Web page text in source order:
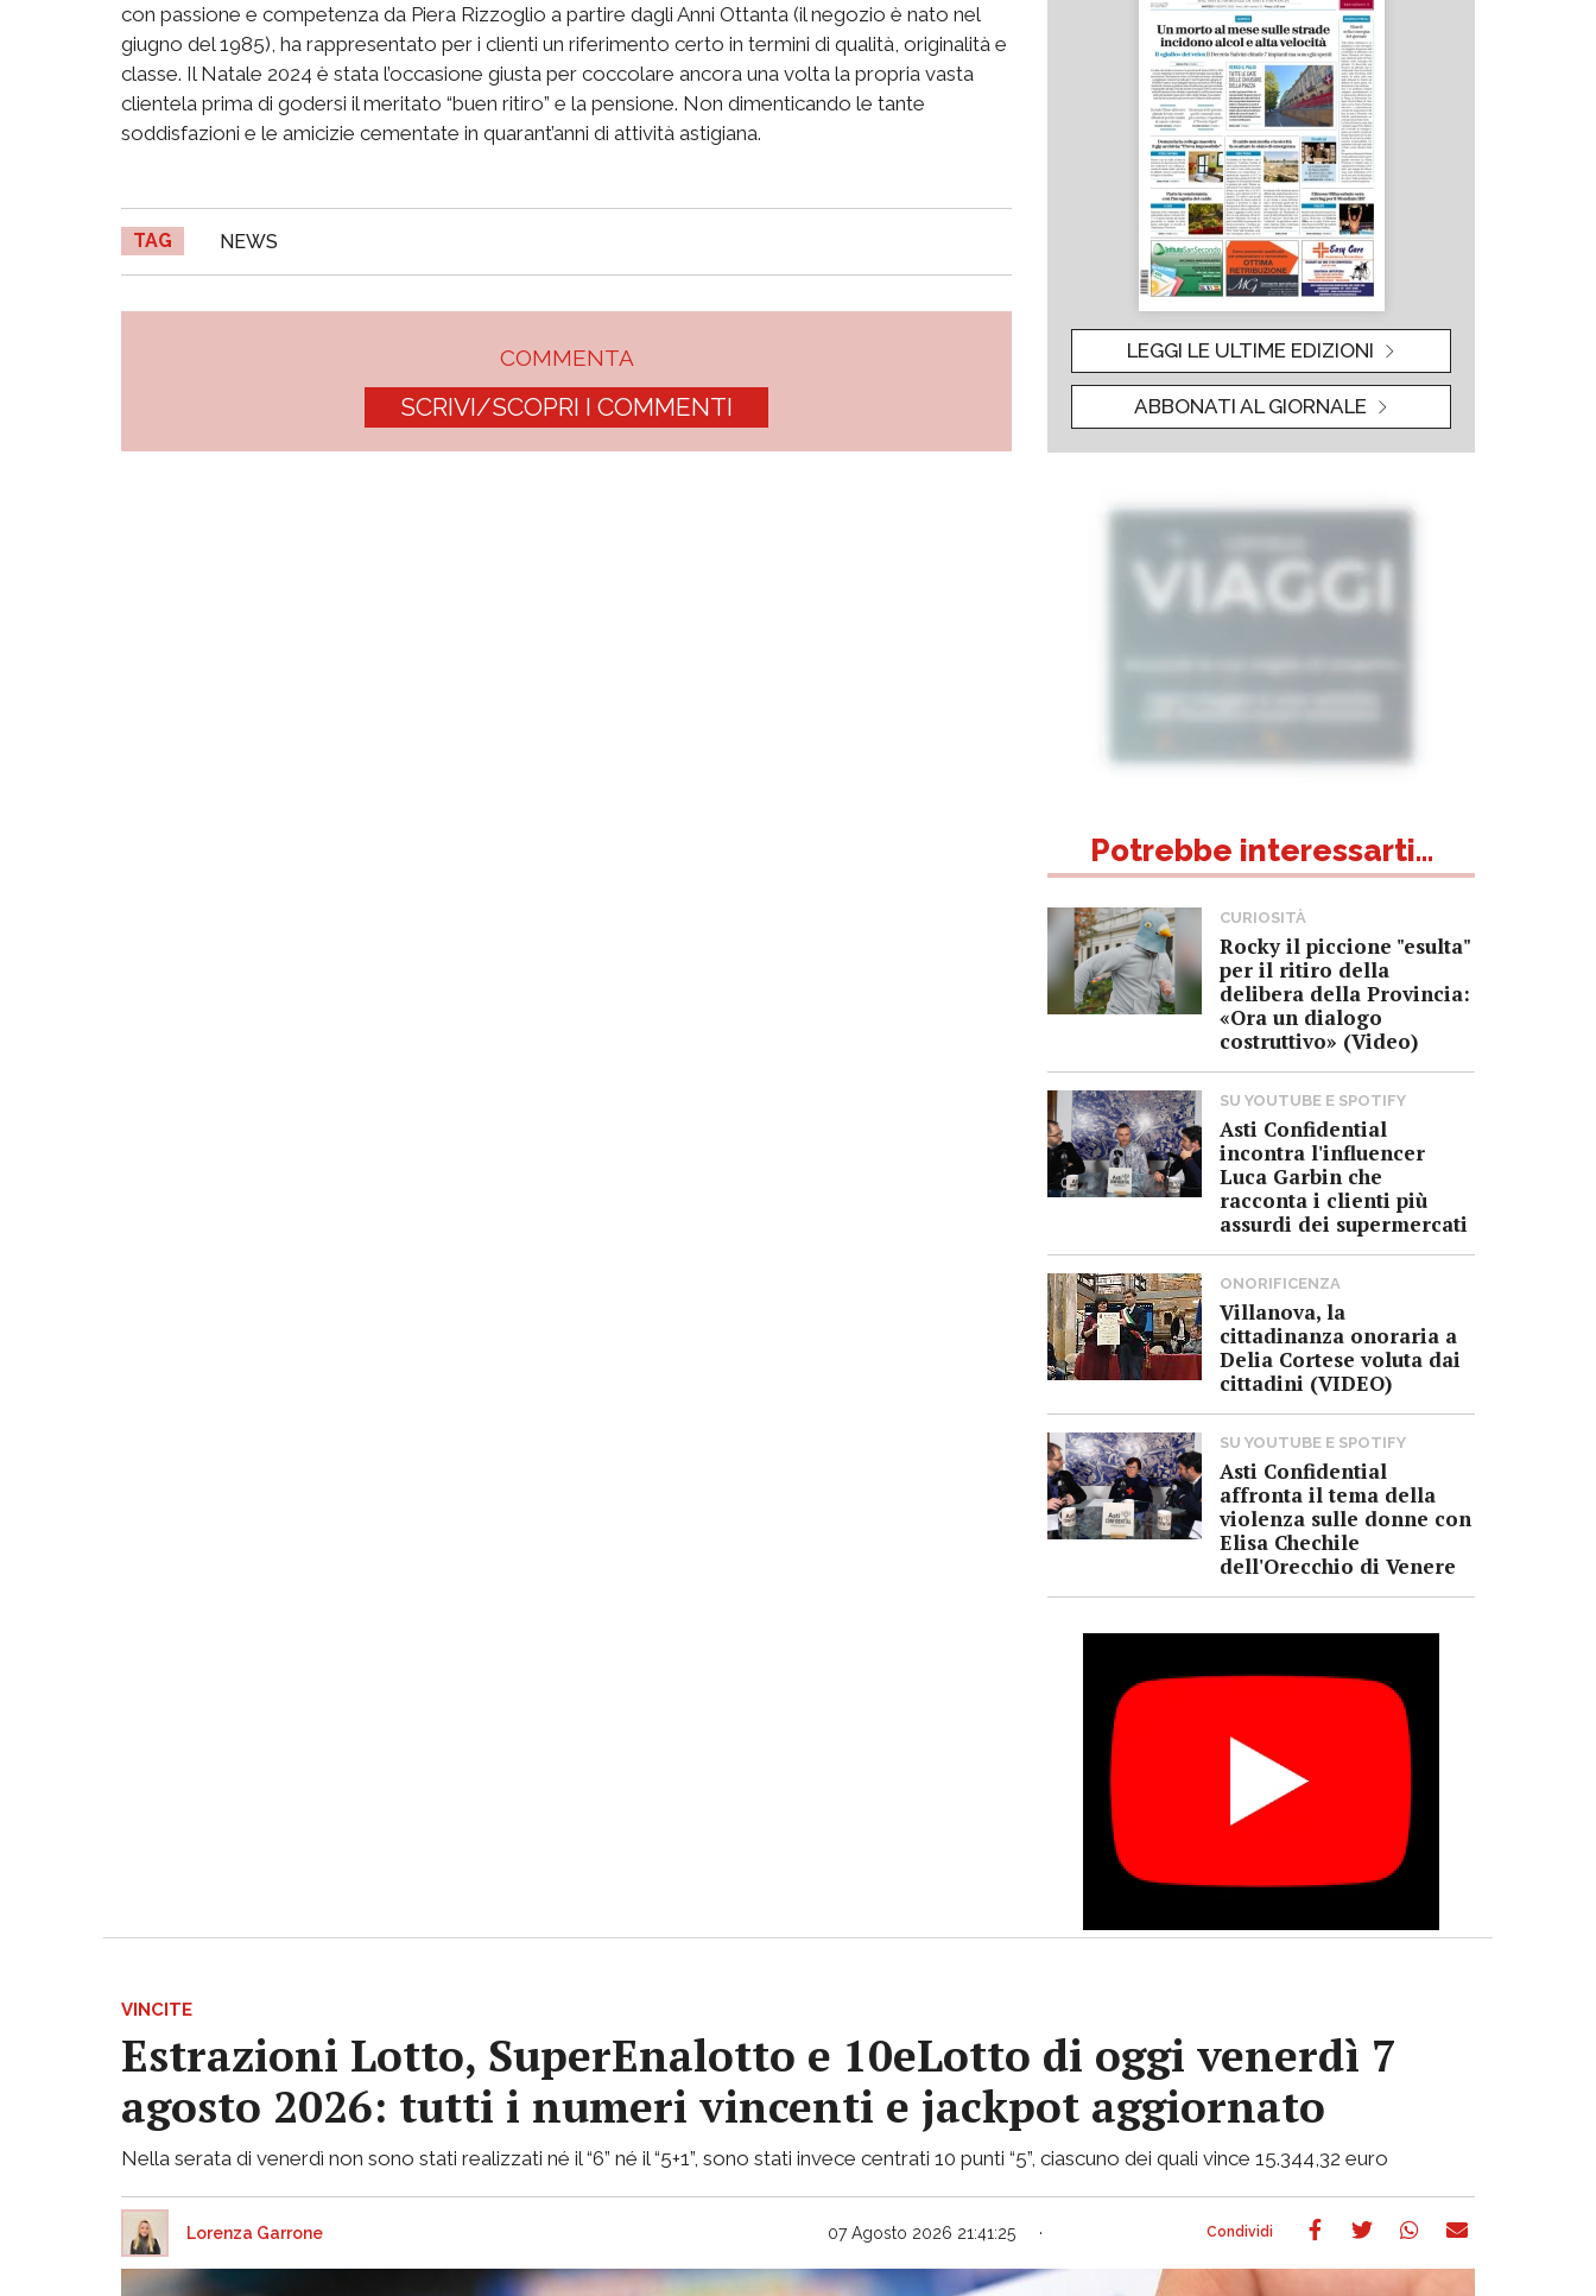
con passione e competenza da Piera Rizzoglio a partire dagli Anni Ottanta (il negozio è nato nel
giugno del 1985), ha rappresentato per i clienti un riferimento certo in termini di qualità, originalità e
classe. Il Natale 2024 è stata l’occasione giusta per coccolare ancora una volta la propria vasta
clientela prima di godersi il meritato “buen ritiro” e la pensione. Non dimenticando le tante
soddisfazioni e le amicizie cementate in quarant’anni di attività astigiana.
TAG NEWS
COMMENTA
SCRIVI/SCOPRI I COMMENTI
LEGGI LE ULTIME EDIZIONI
ABBONATI AL GIORNALE
Potrebbe interessarti...
CURIOSITÀ
Rocky il piccione "esulta"
per il ritiro della
delibera della Provincia:
«Ora un dialogo
costruttivo» (Video)
SU YOUTUBE E SPOTIFY
Asti Confidential
incontra l'influencer
Luca Garbin che
racconta i clienti più
assurdi dei supermercati
ONORIFICENZA
Villanova, la
cittadinanza onoraria a
Delia Cortese voluta dai
cittadini (VIDEO)
SU YOUTUBE E SPOTIFY
Asti Confidential
affronta il tema della
violenza sulle donne con
Elisa Chechile
dell'Orecchio di Venere
VINCITE
Estrazioni Lotto, SuperEnalotto e 10eLotto di oggi venerdì 7
agosto 2026: tutti i numeri vincenti e jackpot aggiornato
Nella serata di venerdì non sono stati realizzati né il “6” né il “5+1”, sono stati invece centrati 10 punti “5”, ciascuno dei quali vince 15.344,32 euro
Lorenza Garrone 07 Agosto 2026 21:41:25